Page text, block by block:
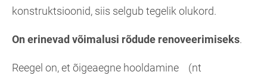
konstruktsioonid, siis selgub tegelik olukord.
On erinevad võimalusi rõdude renoveerimiseks.
Reegel on, et õigeaegne hooldamine (nt